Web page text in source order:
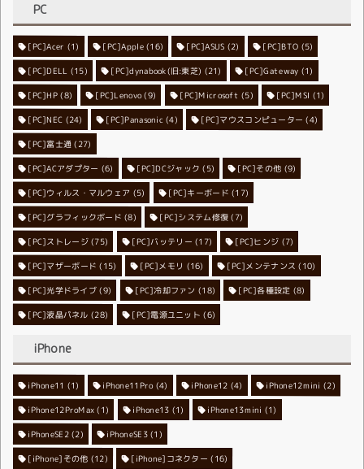
PC
[PC]Acer (1) [PC]Apple(16) [PC]ASUS (2) [PC]BTO (5)
[PC]DELL (15) [PC]dynabook(旧:東芝) (21) [PC]Gateway (1)
[PC]HP(8) [PC]Lenovo(9) [PC]Microsoft (5) [PC]MSI (1)
[PC]NEC (24) [PC]Panasonic (4) [PC]マウスコンピューター (4)
[PC]富士通 (27)
[PC]ACアダプター (6) [PC]DCジャック (5) [PC]その他 (9)
[PC]ウィルス・マルウェア (5) [PC]キーボード (17)
[PC]グラフィックボード (8) [PC]システム修復 (7)
[PC]ストレージ(75) [PC]バッテリー (17) [PC]ヒンジ (7)
[PC]マザーボード (15) [PC]メモリ (16) [PC]メンテナンス (10)
[PC]光学ドライブ (9) [PC]冷却ファン (18) [PC]各種設定 (8)
[PC]液晶パネル (28) [PC]電源ユニット (6)
iPhone
iPhone11 (1) iPhone11Pro(4) iPhone12 (4) iPhone12mini (2)
iPhone12ProMax (1) iPhone13 (1) iPhone13mini (1)
iPhoneSE2(2) iPhoneSE3 (1)
[iPhone]その他 (12) [iPhone]コネクター (16)